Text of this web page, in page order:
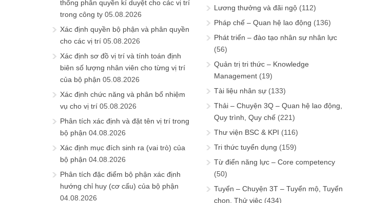
thống phân quyền kí duyệt cho các vị trí
trong công ty 05.08.2026
Xác định quyền bộ phận và phân quyền
cho các vị trí 05.08.2026
Xác định sơ đồ vị trí và tính toán định
biên số lượng nhân viên cho từng vị trí
của bộ phận 05.08.2026
Xác định chức năng và phân bổ nhiệm
vụ cho vị trí 05.08.2026
Phân tích xác định và đặt tên vị trí trong
bộ phận 04.08.2026
Xác định mục đích sinh ra (vai trò) của
bộ phận 04.08.2026
Phân tích đặc điểm bộ phận xác định
hướng chỉ huy (cơ cấu) của bộ phận
04.08.2026
Lương thưởng và đãi ngộ (112)
Pháp chế – Quan hệ lao động (136)
Phát triển – đào tạo nhân sự nhân lực
(56)
Quản trị tri thức – Knowledge
Management (19)
Tài liệu nhân sự (133)
Thải – Chuyện 3Q – Quan hệ lao động,
Quy trình, Quy chế (221)
Thư viện BSC & KPI (116)
Tri thức tuyển dụng (159)
Từ điển năng lực – Core competency
(50)
Tuyển – Chuyện 3T – Tuyển mộ, Tuyển
chọn, Thử việc (434)